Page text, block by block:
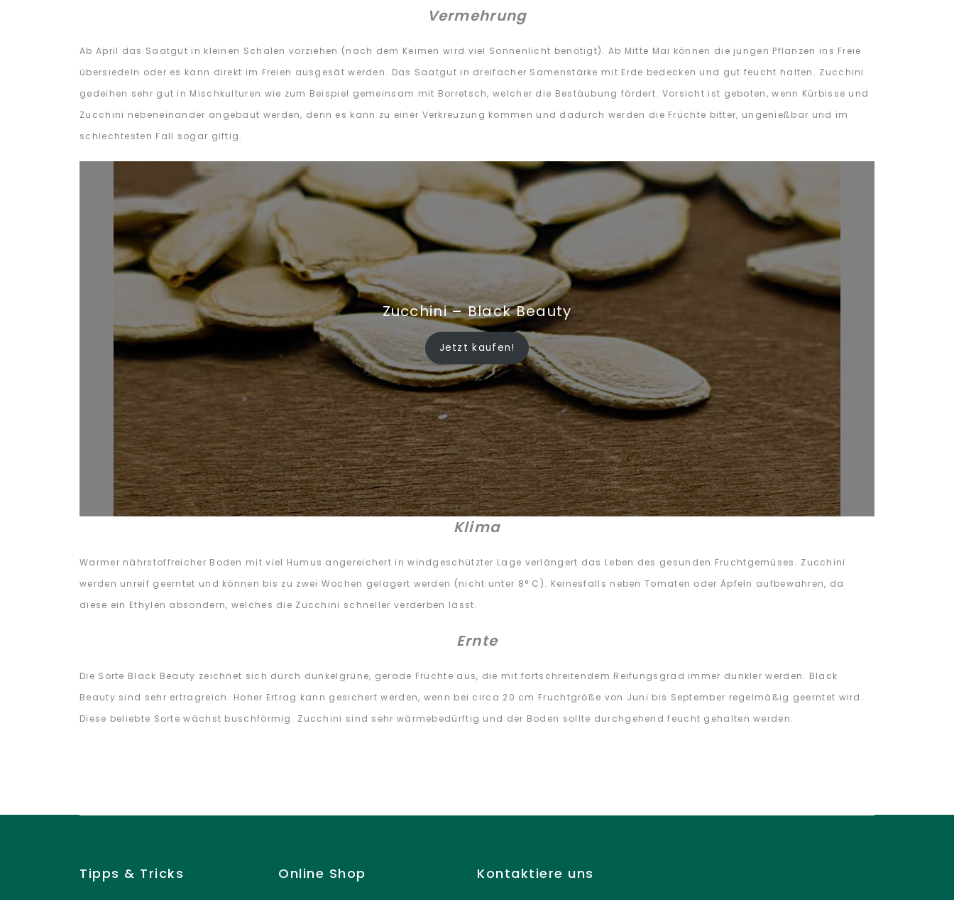
Vermehrung
Ab April das Saatgut in kleinen Schalen vorziehen (nach dem Keimen wird viel Sonnenlicht benötigt). Ab Mitte Mai können die jungen Pflanzen ins Freie
übersiedeln oder es kann direkt im Freien ausgesät werden. Das Saatgut in dreifacher Samenstärke mit Erde bedecken und gut feucht halten. Zucchini
gedeihen sehr gut in Mischkulturen wie zum Beispiel gemeinsam mit Borretsch, welcher die Bestäubung fördert. Vorsicht ist geboten, wenn Kürbisse und
Zucchini nebeneinander angebaut werden, denn es kann zu einer Verkreuzung kommen und dadurch werden die Früchte bitter, ungenießbar und im
schlechtesten Fall sogar giftig.
Zucchini – Black Beauty
Jetzt kaufen!
Klima
Warmer nährstoffreicher Boden mit viel Humus angereichert in windgeschützter Lage verlängert das Leben des gesunden Fruchtgemüses. Zucchini
werden unreif geerntet und können bis zu zwei Wochen gelagert werden (nicht unter 8° C). Keinesfalls neben Tomaten oder Äpfeln aufbewahren, da
diese ein Ethylen absondern, welches die Zucchini schneller verderben lässt.
Ernte
Die Sorte Black Beauty zeichnet sich durch dunkelgrüne, gerade Früchte aus, die mit fortschreitendem Reifungsgrad immer dunkler werden. Black
Beauty sind sehr ertragreich. Hoher Ertrag kann gesichert werden, wenn bei circa 20 cm Fruchtgröße von Juni bis September regelmäßig geerntet wird.
Diese beliebte Sorte wächst buschförmig. Zucchini sind sehr wärmebedürftig und der Boden sollte durchgehend feucht gehalten werden.
Tipps & Tricks Online Shop Kontaktiere uns